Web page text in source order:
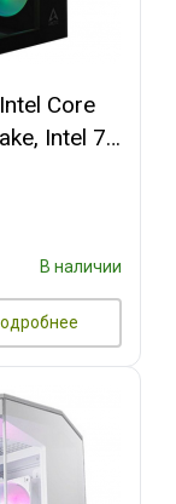
Core
Intel 7,
(2
В наличии